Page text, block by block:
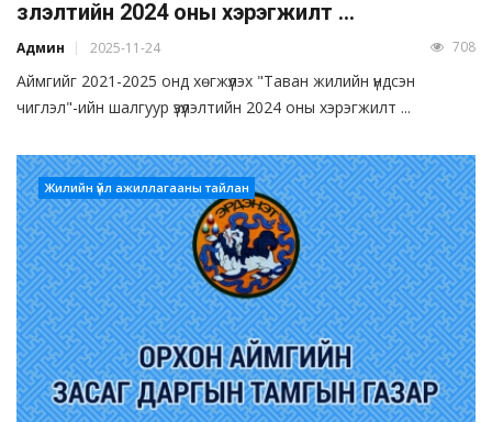
үзүүлэлтийн 2024 оны хэрэгжилт ...
Админ 2025-11-24 708
Аймгийг 2021-2025 онд хөгжүүлэх "Таван жилийн үндсэн
чиглэл"-ийн шалгуур үзүүлэлтийн 2024 оны хэрэгжилт ...
Жилийн үйл ажиллагааны тайлан